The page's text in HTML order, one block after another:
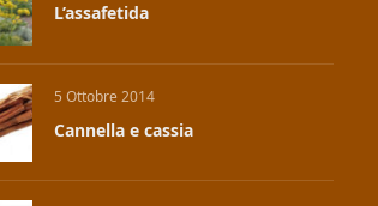
L’assafetida
5 Ottobre 2014
Cannella e cassia